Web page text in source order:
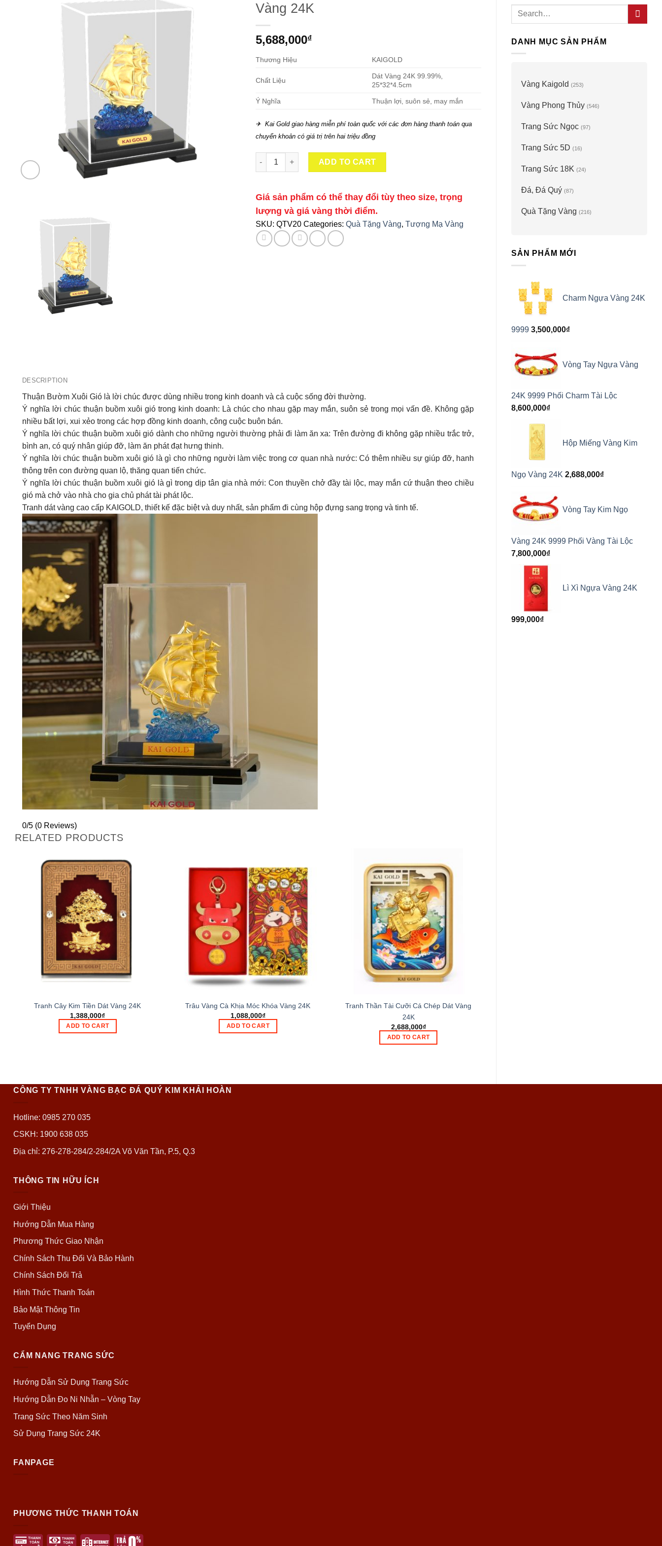
Search
DANH MỤC SẢN PHẨM
Vàng Kaigold (253)
Vàng Phong Thủy (546)
Trang Sức Ngọc (97)
Trang Sức 5D (16)
Trang Sức 18K (24)
Đá, Đá Quý (87)
Quà Tặng Vàng (216)
SẢN PHẨM MỚI
Charm Ngựa Vàng 24K
9999 3,500,000₫
Vòng Tay Ngựa Vàng
24K 9999 Phối Charm Tài Lộc
8,600,000₫
Hộp Miếng Vàng Kim
Ngọ Vàng 24K 2,688,000₫
Vòng Tay Kim Ngọ
Vàng 24K 9999 Phối Vàng Tài Lộc
7,800,000₫
Lì Xì Ngựa Vàng 24K
999,000₫
Vàng 24K
5,688,000₫
Thương Hiệu KAIGOLD
Chất Liệu
Dát Vàng 24K 99.99%,
25*32*4.5cm
Ý Nghĩa Thuận lợi, suôn sẻ, may mắn
✈ Kai Gold giao hàng miễn phí toàn quốc với các đơn hàng thanh toán qua
chuyển khoản có giá trị trên hai triệu đồng
Tượng Thuận Bườm Xuôi Gió Dát Vàng 24K quantity
ADD TO CART
Giá sản phẩm có thể thay đổi tùy theo size, trọng
lượng và giá vàng thời điểm.
SKU: QTV20 Categories: Quà Tặng Vàng, Tượng Mạ Vàng
DESCRIPTION
Thuận Bườm Xuôi Gió là lời chúc được dùng nhiều trong kinh doanh và cả cuộc sống đời thường.
Ý nghĩa lời chúc thuận buồm xuôi gió trong kinh doanh: Là chúc cho nhau gặp may mắn, suôn sẻ trong mọi vấn đề. Không gặp
nhiều bất lợi, xui xẻo trong các hợp đồng kinh doanh, công cuộc buôn bán.
Ý nghĩa lời chúc thuận buồm xuôi gió dành cho những người thường phải đi làm ăn xa: Trên đường đi không gặp nhiều trắc trở,
bình an, có quý nhân giúp đỡ, làm ăn phát đạt hưng thinh.
Ý nghĩa lời chúc thuận buồm xuôi gió là gì cho những người làm việc trong cơ quan nhà nước: Có thêm nhiều sự giúp đỡ, hanh
thông trên con đường quan lộ, thăng quan tiến chức.
Ý nghĩa lời chúc thuận buồm xuôi gió là gì trong dịp tân gia nhà mới: Con thuyền chở đầy tài lộc, may mắn cứ thuận theo chiều
gió mà chở vào nhà cho gia chủ phát tài phát lộc.
Tranh dát vàng cao cấp KAIGOLD, thiết kế đặc biệt và duy nhất, sản phẩm đi cùng hộp đựng sang trọng và tinh tế.
0/5 (0 Reviews)
RELATED PRODUCTS
Tranh Cây Kim Tiền Dát Vàng 24K
1,388,000₫
ADD TO CART
Trâu Vàng Cà Khịa Móc Khóa Vàng 24K
1,088,000₫
ADD TO CART
Tranh Thần Tài Cưỡi Cá Chép Dát Vàng
24K
2,688,000₫
ADD TO CART
CÔNG TY TNHH VÀNG BẠC ĐÁ QUÝ KIM KHẢI HOÀN
Hotline: 0985 270 035
CSKH: 1900 638 035
Địa chỉ: 276-278-284/2-284/2A Võ Văn Tần, P.5, Q.3
THÔNG TIN HỮU ÍCH
Giới Thiệu
Hướng Dẫn Mua Hàng
Phương Thức Giao Nhận
Chính Sách Thu Đổi Và Bảo Hành
Chính Sách Đổi Trả
Hình Thức Thanh Toán
Bảo Mật Thông Tin
Tuyển Dụng
CẨM NANG TRANG SỨC
Hướng Dẫn Sử Dụng Trang Sức
Hướng Dẫn Đo Ni Nhẫn – Vòng Tay
Trang Sức Theo Năm Sinh
Sử Dụng Trang Sức 24K
FANPAGE
PHƯƠNG THỨC THANH TOÁN